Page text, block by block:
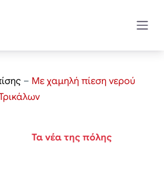
– Με χαμηλή πίεση νερού
Τα νέα της πόλης